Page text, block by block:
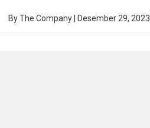
ByThe Company Desember 29, 2023